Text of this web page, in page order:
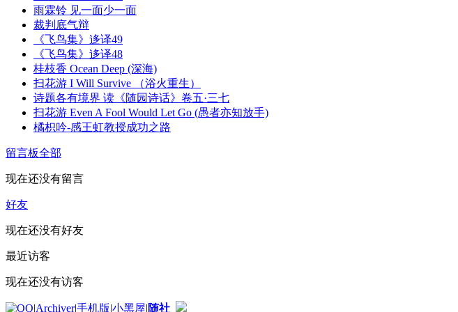
雨霖铃 见一面少一面
裁判底气辩
《飞鸟集》迻译49
《飞鸟集》迻译48
桂枝香 Ocean Deep (深海)
扫花游 I Will Survive （浴火重生）
诗题各有境界 读《随园诗话》卷五·三七
扫花游 Even A Fool Would Let Go (愚者亦知放手)
橘枳吟-感王虹教授成功之路
留言板全部
现在还没有留言
好友
现在还没有好友
最近访客
现在还没有访客
|Archiver|手机版|小黑屋|随社